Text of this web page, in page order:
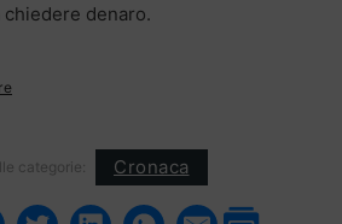
denaro.
categorie: Cronaca